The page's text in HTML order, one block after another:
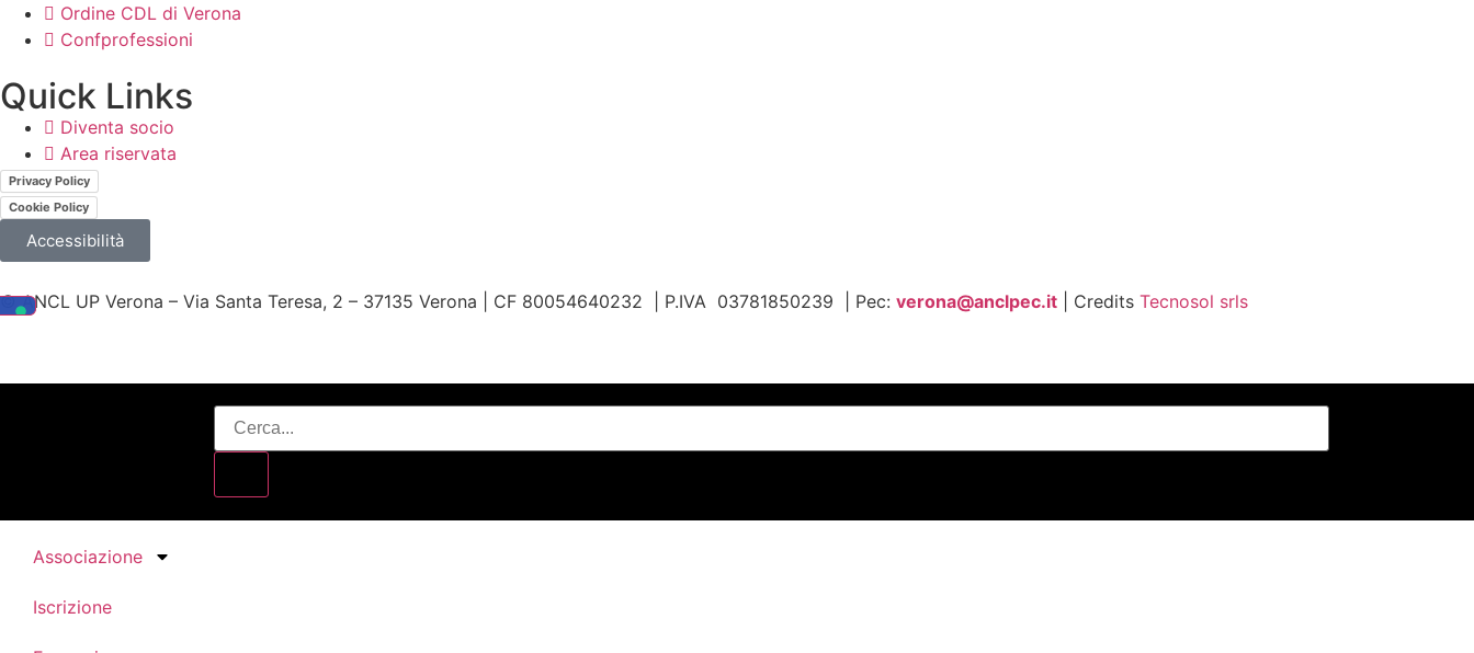
Ordine CDL di Verona
Confprofessioni
Quick Links
Diventa socio
Area riservata
Privacy Policy
Cookie Policy
Accessibilità
© ANCL UP Verona – Via Santa Teresa, 2 – 37135 Verona | CF 80054640232 | P.IVA 03781850239 | Pec: verona@anclpec.it | Credits Tecnosol srls
Associazione
Iscrizione